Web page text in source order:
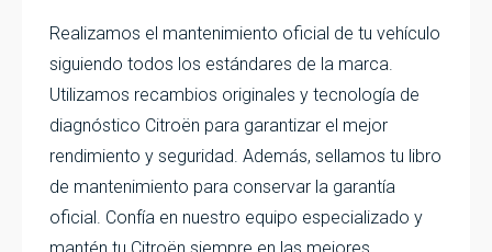
Realizamos el mantenimiento oficial de tu vehículo
siguiendo todos los estándares de la marca.
Utilizamos recambios originales y tecnología de
diagnóstico Citroën para garantizar el mejor
rendimiento y seguridad. Además, sellamos tu libro
de mantenimiento para conservar la garantía
oficial. Confía en nuestro equipo especializado y